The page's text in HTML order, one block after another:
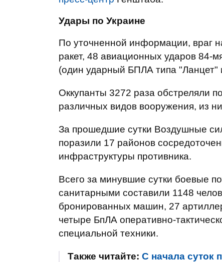
Удары по Украине
По уточненной информации, враг
ракет, 48 авиационных ударов 84-
(один ударный БПЛА типа "Ланцет"
Оккупанты 3272 раза обстреляли
различных видов вооружения, из
За прошедшие сутки Воздушные
поразили 17 районов
инфраструктуры противника.
Всего за минувшие сутки боевые
санитарными составили 1148
бронированных машин, 27
четыре БпЛА оперативно-
специальной техники.
Также читайте: С начала суток